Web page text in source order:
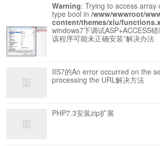
Warning: Trying to access array
type bool in /www/wwwroot/
content/themes/xiu/
windows7下调试ASP+ACCESS
该程序可能未正确安装”解决办法
IIS7的An error occurred on the
processing the URL解决方法
PHP7.3安装zip扩展